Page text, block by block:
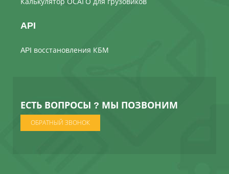
API
API восстановления КБМ
ЕСТЬ ВОПРОСЫ ? МЫ ПОЗВОНИМ
ОБРАТНЫЙ ЗВОНОК